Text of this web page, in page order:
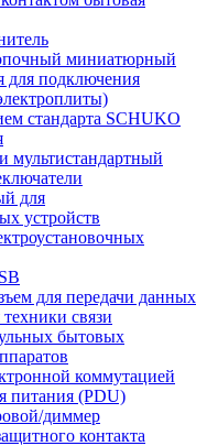
миниатюрный
для подключения
стандарта SCHUKO
мультистандартный
для
устройств
для передачи данных
связи
бытовых
коммутацией
питания (PDU)
диммер
контакта